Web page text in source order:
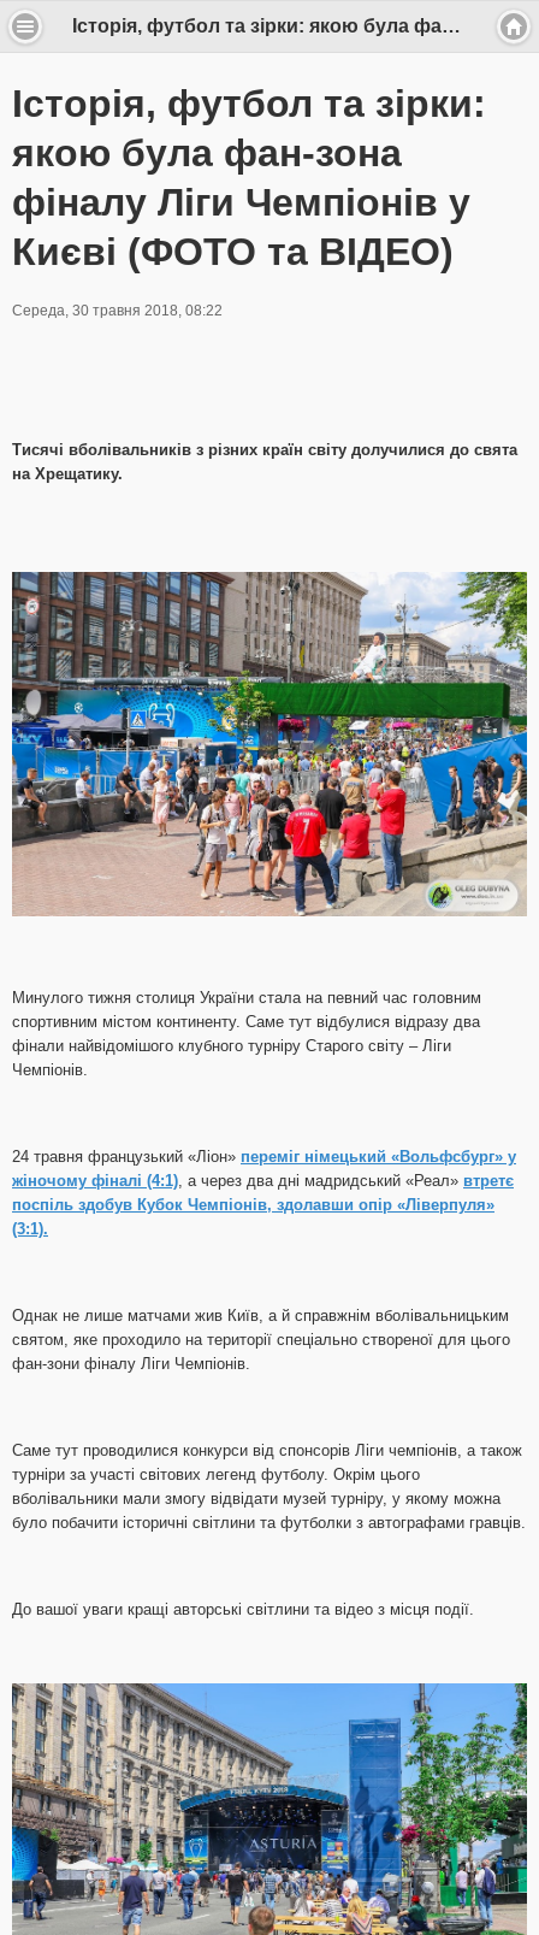
Історія, футбол та зірки: якою була фан-зона фіналу Ліги Чемпіонів у Києві (ФОТО та ВІДЕО)
Історія, футбол та зірки:
якою була фан-зона
фіналу Ліги Чемпіонів у
Києві (ФОТО та ВІДЕО)
Середа, 30 травня 2018, 08:22
Тисячі вболівальників з різних країн світу долучилися до свята
на Хрещатику.
Минулого тижня столиця України стала на певний час головним
спортивним містом континенту. Саме тут відбулися відразу два
фінали найвідомішого клубного турніру Старого світу – Ліги
Чемпіонів.
24 травня французький «Ліон» переміг німецький «Вольфсбург» у
жіночому фіналі (4:1) , а через два дні мадридський «Реал» втретє
поспіль здобув Кубок Чемпіонів, здолавши опір «Ліверпуля»
(3:1).
Однак не лише матчами жив Київ, а й справжнім вболівальницьким
святом, яке проходило на території спеціально створеної для цього
фан-зони фіналу Ліги Чемпіонів.
Саме тут проводилися конкурси від спонсорів Ліги чемпіонів, а також
турніри за участі світових легенд футболу. Окрім цього
вболівальники мали змогу відвідати музей турніру, у якому можна
було побачити історичні світлини та футболки з автографами гравців.
До вашої уваги кращі авторські світлини та відео з місця події.